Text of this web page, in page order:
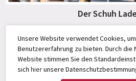
Der Schuh
Unsere Website verwendet Cookies,
Benutzererfahrung zu bieten. Durch die
Website stimmen Sie den
sich hierunsere